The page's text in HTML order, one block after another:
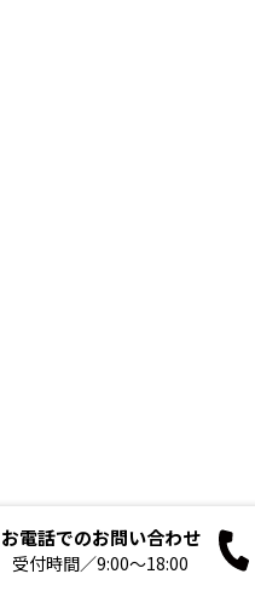
お電話でのお問い合わせ
受付時間／9:00～18:00